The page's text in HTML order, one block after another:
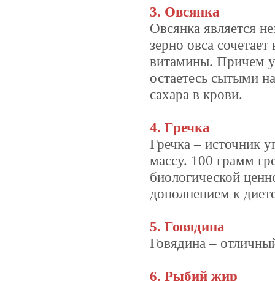
3. Овсянка
Овсянка является
зерно овса
витамины. Причем
остаетесь сытыми
сахара в крови.
4. Гречка
Гречка – источник
массу. 100 грамм
биологической
дополнением к
5. Говядина
Говядина –
6. Рыбий жир